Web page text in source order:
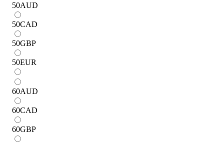
50AUD
50CAD
50GBP
50EUR
60AUD
60CAD
60GBP